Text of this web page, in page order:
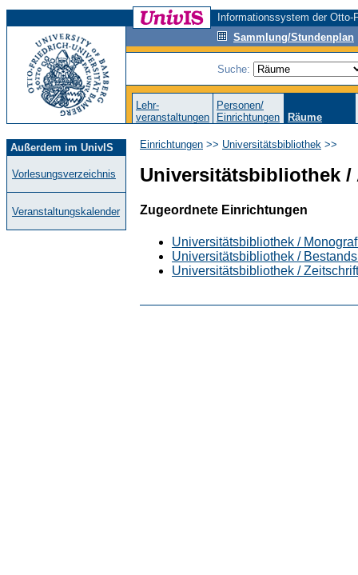
Informationssystem der
Sammlung/Stundenplan
Suche:
Lehr-
veranstaltungen
Personen/
Einrichtungen
Räume
Außerdem im UnivIS
Vorlesungsverzeichnis
Veranstaltungskalender
Einrichtungen >> Universitätsbibliothek >>
Universitätsbibliothek
Zugeordnete Einrichtungen
Universitätsbibliothek /
Universitätsbibliothek /
Universitätsbibliothek /